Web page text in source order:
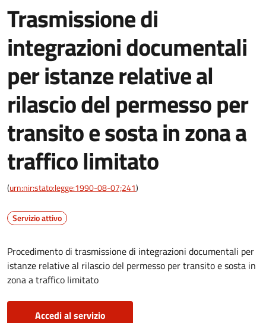
Trasmissione di
integrazioni documentali
per istanze relative al
rilascio del permesso per
transito e sosta in zona a
traffico limitato
(urn:nir:stato:legge:1990-08-07;241)
Servizio attivo
Procedimento di trasmissione di integrazioni documentali per
istanze relative al rilascio del permesso per transito e sosta in
zona a traffico limitato
Accedi al servizio